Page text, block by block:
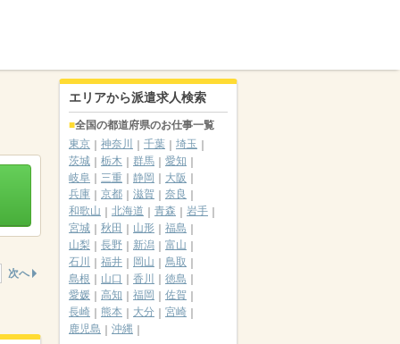
次へ
エリアから派遣求人検索
全国の都道府県のお仕事一覧
東京
神奈川 千葉
埼玉
茨城
栃木 群馬
愛知
岐阜
三重 静岡
大阪
兵庫
京都 滋賀
奈良
和歌山
北海道 青森
岩手
宮城
秋田 山形
福島
山梨
長野 新潟
富山
石川
福井 岡山
鳥取
島根
山口 香川
徳島
愛媛
高知 福岡
佐賀
長崎
熊本 大分
宮崎
鹿児島
沖縄